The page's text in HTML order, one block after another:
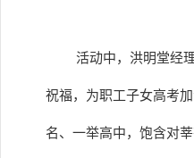
活动中，洪明堂经
祝福，为职工子女高考
名、一举高中，饱含对